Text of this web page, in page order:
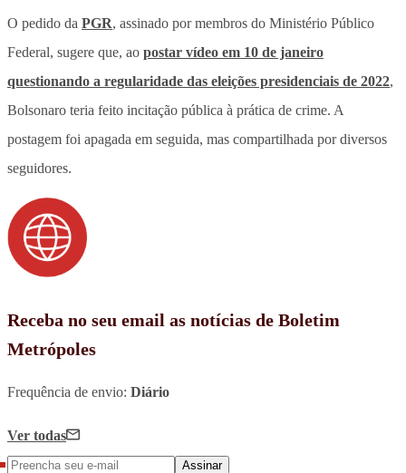
O pedido da PGR, assinado por membros do Ministério Público
Federal, sugere que, ao postar vídeo em 10 de janeiro
questionando a regularidade das eleições presidenciais de 2022,
Bolsonaro teria feito incitação pública à prática de crime. A
postagem foi apagada em seguida, mas compartilhada por diversos
seguidores.
Receba no seu email as notícias de Boletim
Metrópoles
Frequência de envio: Diário
Ver todas
Assinar